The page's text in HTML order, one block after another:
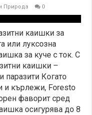
Природа 0
каишки за
или луксозна
за куче с ток. С
каишки –
Когато
и кърлежи, Foresto
фаворит сред
осигурява до 8